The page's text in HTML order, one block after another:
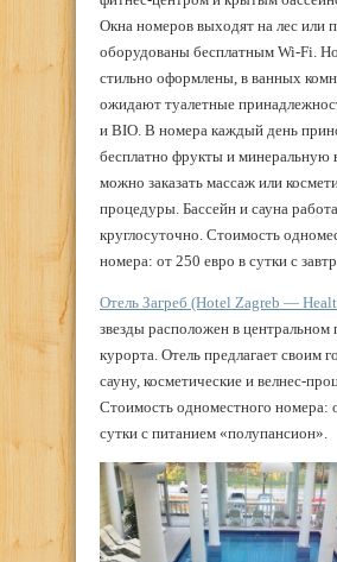
Окна номеров выходят на лес или
оборудованы бесплатным Wi-Fi.
стильно оформлены, в ванных
ожидают туалетные
и BIO. В номера каждый день
бесплатно фрукты и минеральную
можно заказать массаж или
процедуры. Бассейн и сауна
круглосуточно. Стоимость
номера: от 250 евро в сутки с
Отель Загреб (Hotel Zagreb —
звезды расположен в центральном
курорта. Отель предлагает своим
сауну, косметические и велнес-
Стоимость одноместного номера:
сутки с питанием «полупансион».